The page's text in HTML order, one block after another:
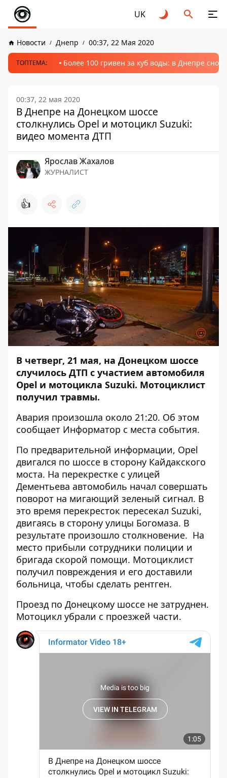
UK
Новости Днепр 00:37, 22 Мая 2020
ТОПТЕМА: Более 100 гривен за куб воды: в Днепре
00:37, 22 мая 2020
В Днепре на Донецком шоссе
столкнулись Opel и мотоцикл Suzuki:
видео момента ДТП
Ярослав Жахалов
ЖУРНАЛИСТ
👍
В четверг, 21 мая, на Донецком шоссе
случилось ДТП с участием автомобиля
Opel и мотоцикла Suzuki. Мотоциклист
получил травмы.
Авария произошла около 21:20. Об этом
сообщает Информатор с места события.
По предварительной информации, Opel
двигался по шоссе в сторону Кайдакского
моста. На перекрестке с улицей
Дементьева автомобиль начал совершать
поворот на мигающий зеленый сигнал. В
это время перекресток пересекал Suzuki,
двигаясь в сторону улицы Богомаза. В
результате произошло столкновение. На
место прибыли сотрудники полиции и
бригада скорой помощи. Мотоциклист
получил повреждения и его доставили
больница, чтобы сделать рентген.
Проезд по Донецкому шоссе не затруднен.
Мотоцикл убрали с проезжей части.